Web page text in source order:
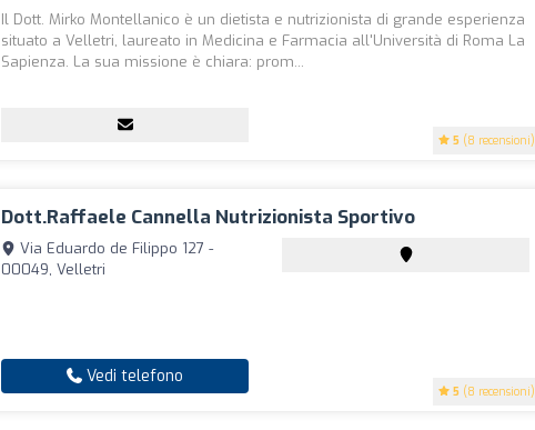
5 (8 recensioni)
Il Dott. Mirko Montellanico è un dietista e nutrizionista di grande esperienza
situato a Velletri, laureato in Medicina e Farmacia all'Università di Roma La
Sapienza. La sua missione è chiara: prom...
Dott.Raffaele Cannella Nutrizionista Sportivo
5 (8 recensioni)
Via Eduardo de Filippo 127 -
00049, Velletri
Vedi telefono